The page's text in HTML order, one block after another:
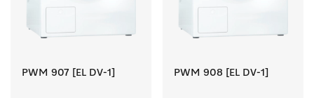
PWM 907 [EL DV-1] PWM 908 [EL DV-1]